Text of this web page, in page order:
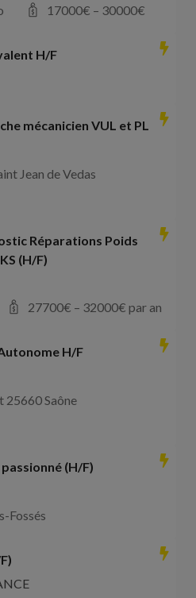
17000€ – 30000€
H/F
mécanicien VUL et PL
Jean de Vedas
Réparations Poids
(H/F)
27700€ – 32000€ par an
H/F
25660 Saône
(H/F)
Fossés